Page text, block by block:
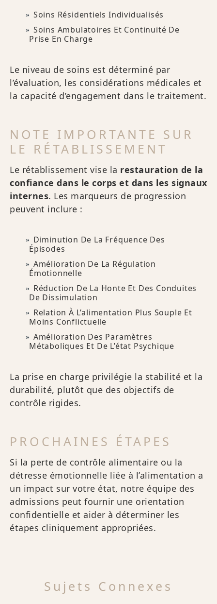
Soins Résidentiels Individualisés
Soins Ambulatoires Et Continuité De
Prise En Charge
Le niveau de soins est déterminé par
l’évaluation, les considérations médicales et
la capacité d’engagement dans le traitement.
NOTE IMPORTANTE SUR
LE RÉTABLISSEMENT
Le rétablissement vise la restauration de la
confiance dans le corps et dans les signaux
internes. Les marqueurs de progression
peuvent inclure :
Diminution De La Fréquence Des
Épisodes
Amélioration De La Régulation
Émotionnelle
Réduction De La Honte Et Des Conduites
De Dissimulation
Relation À L’alimentation Plus Souple Et
Moins Conflictuelle
Amélioration Des Paramètres
Métaboliques Et De L’état Psychique
La prise en charge privilégie la stabilité et la
durabilité, plutôt que des objectifs de
contrôle rigides.
PROCHAINES ÉTAPES
Si la perte de contrôle alimentaire ou la
détresse émotionnelle liée à l’alimentation a
un impact sur votre état, notre équipe des
admissions peut fournir une orientation
confidentielle et aider à déterminer les
étapes cliniquement appropriées.
Sujets Connexes